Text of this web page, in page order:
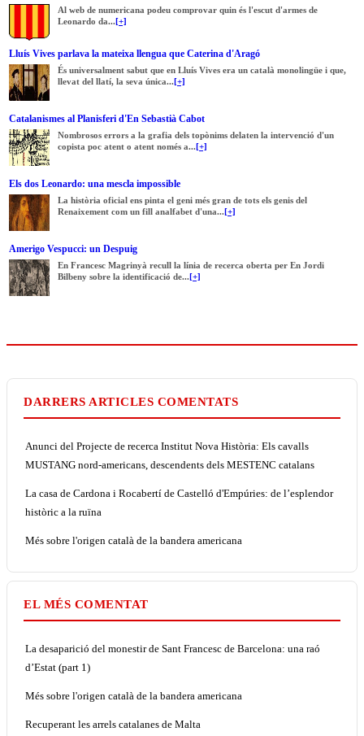
Al web de numericana podeu comprovar quin és l'escut d'armes de
Leonardo da...[+]
Lluís Vives parlava la mateixa llengua que Caterina d'Aragó
És universalment sabut que en Lluís Vives era un català monolingüe i que,
llevat del llatí, la seva única...[+]
Catalanismes al Planisferi d'En Sebastià Cabot
Nombrosos errors a la grafia dels topònims delaten la intervenció d'un
copista poc atent o atent només a...[+]
Els dos Leonardo: una mescla impossible
La història oficial ens pinta el geni més gran de tots els genis del
Renaixement com un fill analfabet d'una...[+]
Amerigo Vespucci: un Despuig
En Francesc Magrinyà recull la línia de recerca oberta per En Jordi
Bilbeny sobre la identificació de...[+]
DARRERS ARTICLES COMENTATS
Anunci del Projecte de recerca Institut Nova Història: Els cavalls
MUSTANG nord-americans, descendents dels MESTENC catalans
La casa de Cardona i Rocabertí de Castelló d'Empúries: de l’esplendor
històric a la ruïna
Més sobre l'origen català de la bandera americana
EL MÉS COMENTAT
La desaparició del monestir de Sant Francesc de Barcelona: una raó
d’Estat (part 1)
Més sobre l'origen català de la bandera americana
Recuperant les arrels catalanes de Malta